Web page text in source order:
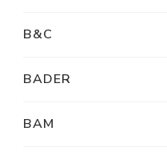
B&C
BADER
BAM